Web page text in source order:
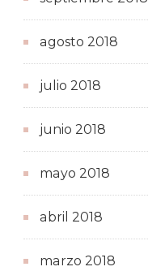
agosto 2018
julio 2018
junio 2018
mayo 2018
abril 2018
marzo 2018